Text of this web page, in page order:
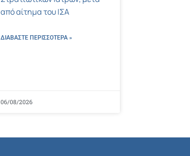
από αίτημα του ΙΣΑ
ΔΙΑΒΑΣΤΕ ΠΕΡΙΣΣΌΤΕΡΑ »
06/08/2026